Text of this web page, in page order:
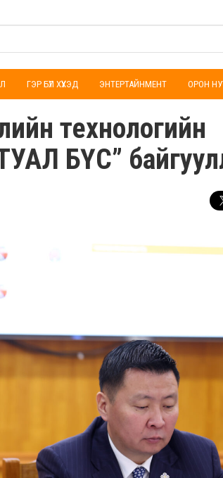
ГЭР БҮЛ ХҮҮХЭД ЭНТЕРТАЙНМЕНТ ОРОН
технологийн
БҮС”